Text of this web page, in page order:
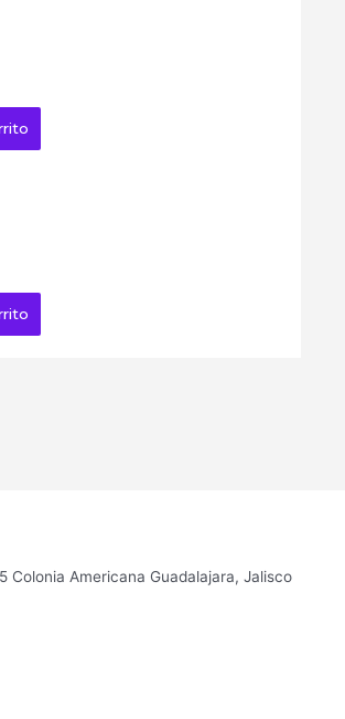
Colonia Americana Guadalajara, Jalisco